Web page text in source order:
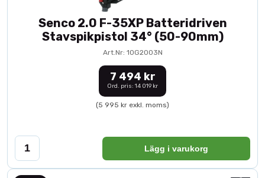
Senco 2.0 F-35XP Batteridriven
Stavspikpistol 34° (50-90mm)
Art.Nr: 10G2003N
7 494 kr
Ord. pris: 14 019 kr
(5 995 kr exkl. moms)
Lägg i varukorg